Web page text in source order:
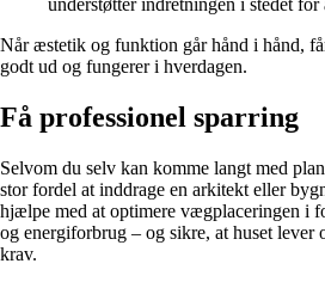
Når æstetik og funktion går hånd i hånd,
godt ud og fungerer i hverdagen.
Få professionel sparring
Selvom du selv kan komme langt med
stor fordel at inddrage en arkitekt eller
hjælpe med at optimere vægplaceringen i
og energiforbrug – og sikre, at huset lever
krav.